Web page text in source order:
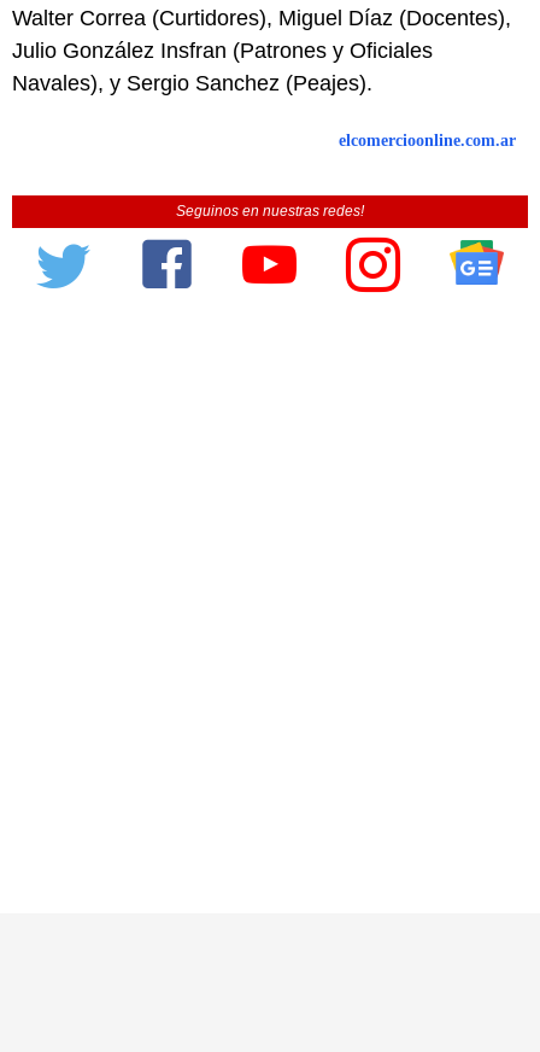
Walter Correa (Curtidores), Miguel Díaz (Docentes),
Julio González Insfran (Patrones y Oficiales
Navales), y Sergio Sanchez (Peajes).
elcomercioonline.com.ar
Seguinos en nuestras redes!